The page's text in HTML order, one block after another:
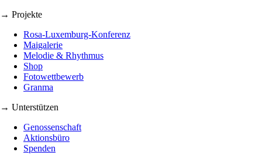
→ Projekte
Rosa-Luxemburg-Konferenz
Maigalerie
Melodie & Rhythmus
Shop
Fotowettbewerb
Granma
→ Unterstützen
Genossenschaft
Aktionsbüro
Spenden